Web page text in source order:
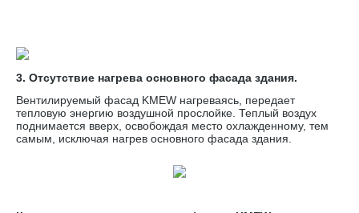
3. Отсутствие нагрева основного фасада здания.
Вентилируемый фасад KMEW нагреваясь, передает
тепловую энергию воздушной прослойке. Теплый воздух
поднимается вверх, освобождая место охлажденному, тем
самым, исключая нагрев основного фасада здания.